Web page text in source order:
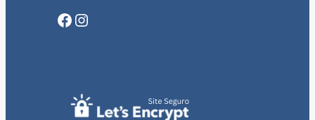
Facebook Instagram